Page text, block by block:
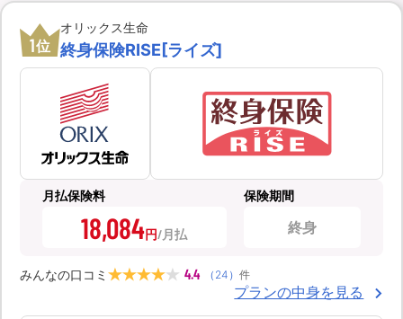
1位
オリックス生命
終身保険RISE[ライズ]
月払保険料
18,084円
保険期間
終身
みんなの口コミ 4.4 （ 24 ） 件
プランの中身を見る